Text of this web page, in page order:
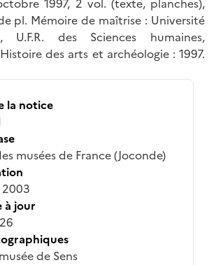
pl. Mémoire de maîtrise : Université
U.F.R. des Sciences humaines,
des arts et archéologie : 1997.
la notice
musées de France (Joconde)
à jour
de Sens